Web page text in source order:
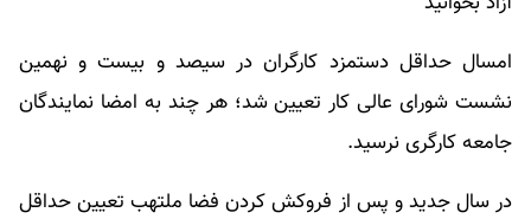
امسال حداقل دستمزد کارگران در سیصد و بیست و نهمین
نشست شورای عالی کار تعیین شد؛ هر چند به امضا نمایندگان
جامعه کارگری نرسید.
در سال جدید و پس از فروکش کردن فضا ملتهب تعیین حداقل